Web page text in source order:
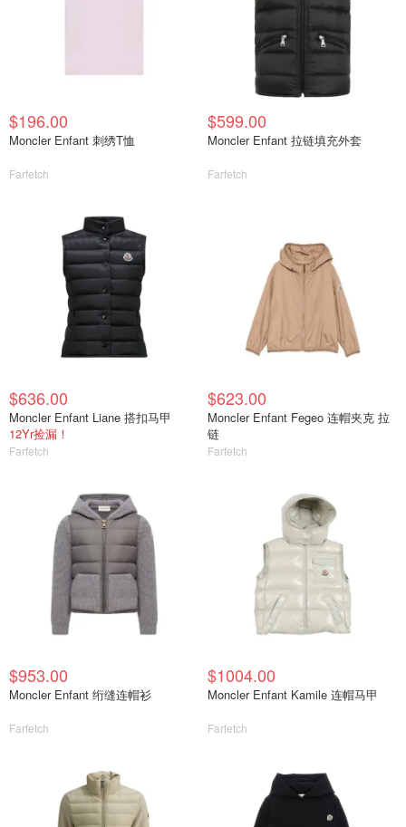
$196.00
Moncler Enfant 刺绣T恤
Farfetch
$599.00
Moncler Enfant 拉链填充外套
Farfetch
$636.00
Moncler Enfant Liane 搭扣马甲
12Yr捡漏！
Farfetch
$623.00
Moncler Enfant Fegeo 连帽夹克 拉
链
Farfetch
$953.00
Moncler Enfant 绗缝连帽衫
Farfetch
$1004.00
Moncler Enfant Kamile 连帽马甲
Farfetch